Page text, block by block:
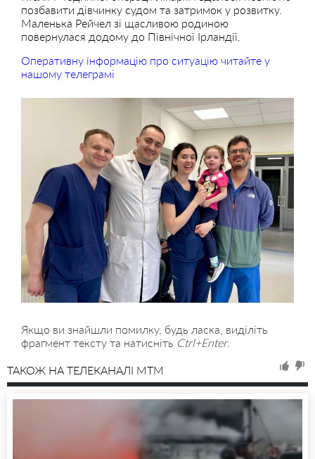
позбавити дівчинку судом та затримок у розвитку.
Маленька Рейчел зі щасливою родиною
повернулася додому до Північної Ірландії.
Оперативну інформацію про ситуацію читайте у
нашому телеграмі
Якщо ви знайшли помилку, будь ласка, виділіть
фрагмент тексту та натисніть Ctrl+Enter.
ТАКОЖ НА ТЕЛЕКАНАЛІ MTM